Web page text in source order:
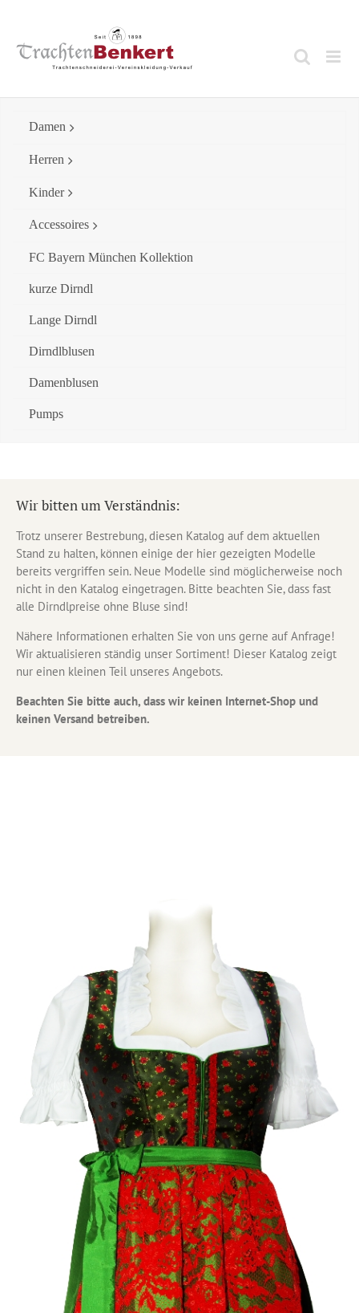
content
Damen
Herren
Kinder
Accessoires
FC Bayern München Kollektion
kurze Dirndl
Lange Dirndl
Dirndlblusen
Damenblusen
Pumps
Wir bitten um Verständnis:
Trotz unserer Bestrebung, diesen Katalog auf dem aktuellen
Stand zu halten, können einige der hier gezeigten Modelle
bereits vergriffen sein. Neue Modelle sind möglicherweise noch
nicht in den Katalog eingetragen. Bitte beachten Sie, dass fast
alle Dirndlpreise ohne Bluse sind!
Nähere Informationen erhalten Sie von uns gerne auf Anfrage!
Wir aktualisieren ständig unser Sortiment! Dieser Katalog zeigt
nur einen kleinen Teil unseres Angebots.
Beachten Sie bitte auch, dass wir keinen Internet-Shop und
keinen Versand betreiben.